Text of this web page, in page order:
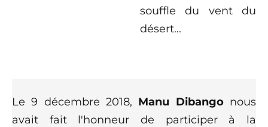
souffle du vent du
désert...
Le 9 décembre 2018, Manu Dibangonous
avait fait l'honneur de participer à la